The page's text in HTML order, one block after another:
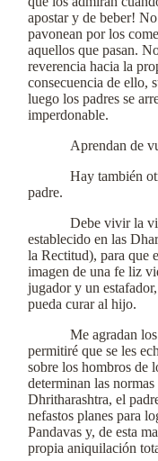
apostar y de beber!
pavonean por los
aquellos que pasan.
reverencia hacia la
consecuencia de ello,
luego los padres se
imperdonable.
Aprendan de
Hay también
padre.
Debe vivir la
establecido en las
la Rectitud), para que
imagen de una fe liz
jugador y un
pueda curar al hijo.
Me agradan
permitiré que se les
sobre los hombros de
determinan las
Dhritharashtra, el
nefastos planes para
Pandavas y, de esta
propia aniquilación